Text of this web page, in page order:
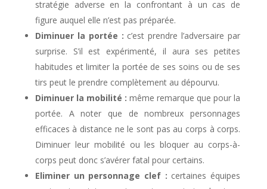
stratégie adverse en la confrontant à un cas de
figure auquel elle n’est pas préparée.
Diminuer la portée : c’est prendre l’adversaire par
surprise. S’il est expérimenté, il aura ses petites
habitudes et limiter la portée de ses soins ou de ses
tirs peut le prendre complètement au dépourvu.
Diminuer la mobilité : même remarque que pour la
portée. A noter que de nombreux personnages
efficaces à distance ne le sont pas au corps à corps.
Diminuer leur mobilité ou les bloquer au corps-à-
corps peut donc s’avérer fatal pour certains.
Eliminer un personnage clef : certaines équipes